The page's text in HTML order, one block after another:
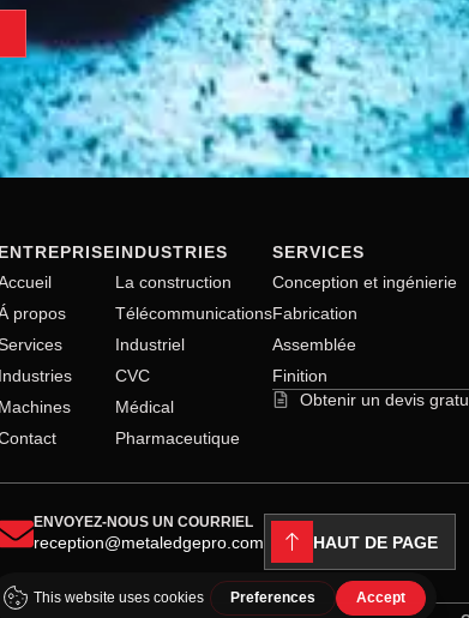
ENTREPRISE
propos
Industries
Machines
INDUSTRIES
La construction
Télécommunications
Industriel
CVC
Médical
Pharmaceutique
SERVICES
Conception et ingénierie
Fabrication
Assemblée
Finition
Obtenir un devis
ENVOYEZ-NOUS UN COURRIEL
reception@metaledgepro.com HAUT DE PAGE